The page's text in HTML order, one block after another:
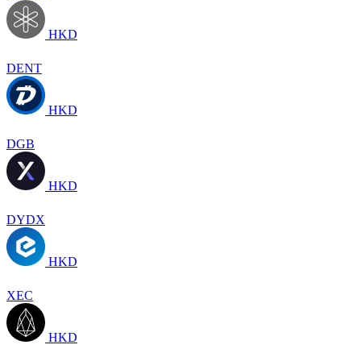
HKD
DENT
HKD
DGB
HKD
DYDX
HKD
XEC
HKD